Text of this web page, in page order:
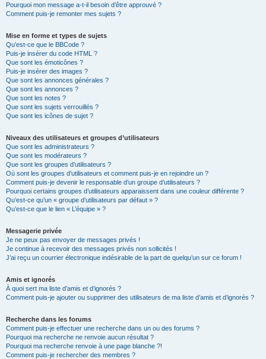
Pourquoi mon message a-t-il besoin d’être approuvé ?
Comment puis-je remonter mes sujets ?
Mise en forme et types de sujets
Qu’est-ce que le BBCode ?
Puis-je insérer du code HTML ?
Que sont les émoticônes ?
Puis-je insérer des images ?
Que sont les annonces générales ?
Que sont les annonces ?
Que sont les notes ?
Que sont les sujets verrouillés ?
Que sont les icônes de sujet ?
Niveaux des utilisateurs et groupes d’utilisateurs
Que sont les administrateurs ?
Que sont les modérateurs ?
Que sont les groupes d’utilisateurs ?
Où sont les groupes d’utilisateurs et comment puis-je en rejoindre un ?
Comment puis-je devenir le responsable d’un groupe d’utilisateurs ?
Pourquoi certains groupes d’utilisateurs apparaissent dans une couleur différente ?
Qu’est-ce qu’un « groupe d’utilisateurs par défaut » ?
Qu’est-ce que le lien « L’équipe » ?
Messagerie privée
Je ne peux pas envoyer de messages privés !
Je continue à recevoir des messages privés non sollicités !
J’ai reçu un courrier électronique indésirable de la part de quelqu’un sur ce forum !
Amis et ignorés
À quoi sert ma liste d’amis et d’ignorés ?
Comment puis-je ajouter ou supprimer des utilisateurs de ma liste d’amis et d’ignorés ?
Recherche dans les forums
Comment puis-je effectuer une recherche dans un ou des forums ?
Pourquoi ma recherche ne renvoie aucun résultat ?
Pourquoi ma recherche renvoie à une page blanche ?!
Comment puis-je rechercher des membres ?